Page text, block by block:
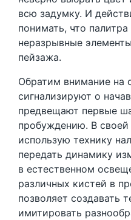
всю задумку. И
понимать, что
неразрывные
пейзажа.
Обратим внимание на
сигнализируют о
предвещают первые
пробуждению. В своей
использую технику
передать динамику
в естественном
различных кистей в
позволяет создавать
имитировать